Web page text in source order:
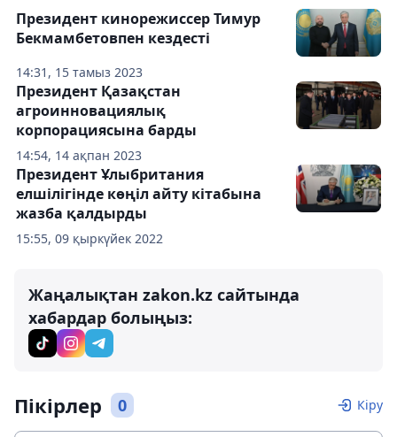
14:31, 15 тамыз 2023
Президент кинорежиссер Тимур
Бекмамбетовпен кездесті
14:54, 14 ақпан 2023
Президент Қазақстан
агроинновациялық
корпорациясына барды
15:55, 09 қыркүйек 2022
Президент Ұлыбритания
елшілігінде көңіл айту кітабына
жазба қалдырды
Жаңалықтан zakon.kz сайтында
хабардар болыңыз:
Пікірлер 0 Кіру